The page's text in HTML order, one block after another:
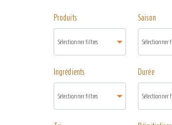
Produits Saison
Ingrédients Durée